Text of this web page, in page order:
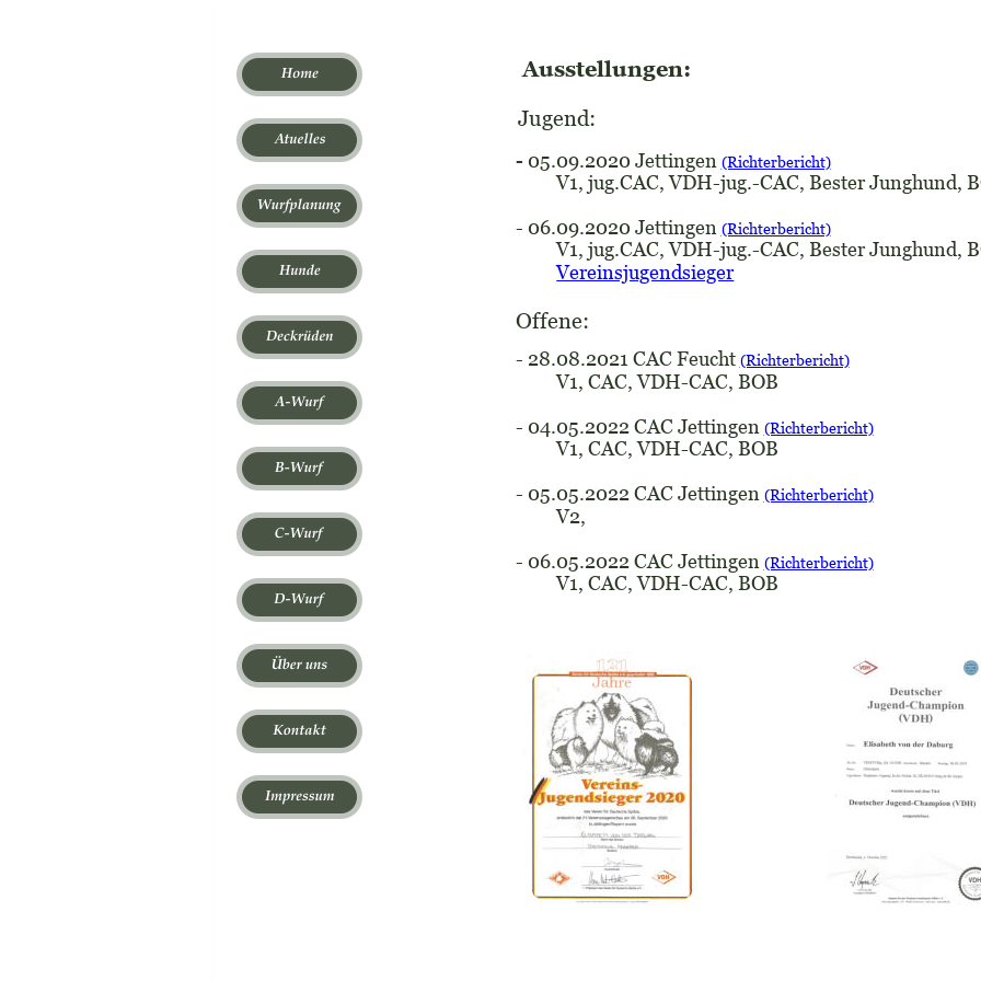
Ausstellungen:
- 05.09.2020 Jettingen (Richterbericht)
V1, jug.CAC, VDH-jug.-CAC, Bester Junghund,
- 06.09.2020 Jettingen (Richterbericht)
V1, jug.CAC, VDH-jug.-CAC, Bester Junghund,
Vereinsjugendsieger
Offene:
- 28.08.2021 CAC Feucht (Richterbericht)
V1, CAC, VDH-CAC, BOB
- 04.05.2022 CAC Jettingen (Richterbericht)
V1, CAC, VDH-CAC, BOB
- 05.05.2022 CAC Jettingen (Richterbericht)
V2,
- 06.05.2022 CAC Jettingen (Richterbericht)
V1, CAC, VDH-CAC, BOB
Jugend: